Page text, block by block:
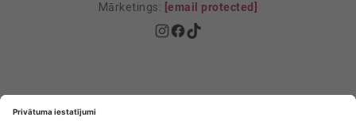
Mārketings: [email protected]